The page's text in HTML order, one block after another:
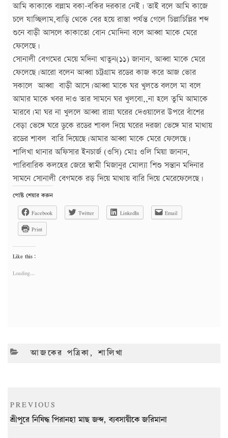
আমি কাকাকে বল্লাম বকা-বকির দরকার নেই। তাই বলে আমি কাজে
চলে যাচ্ছিলাম,বাড়ি থেকে বের হয়ে রাস্তা পর্যন্ত গেলে চিল্লাচিল্লির শব্দ
শুনে বাড়ী আসলে কাকাতো বোন মোদিনা বলে আব্বা মাকে মেরে
ফেলেছে।
সোনালী বেগমের মেয়ে মদিনা খাতুন(১১) জানান, আব্বা মাকে মেরে
ফেলেছে।আরো বলেন আব্বা চট্রগ্রাম রডের কাজ করে আজ ভোর
সকালে আব্বা বাড়ী আসে।আব্বা মাকে ঘর খুলতে বললে মা বলে
আমার মাকে খবর দাও তার সামনে ঘর খুলবো,,না হলে তুমি আমাকে
মারবে।মা ঘর না খুললে আব্বা রান্না ঘরের দেওয়ালের উপরে বাঁশের
বেড়া ভেঙ্গে ঘরে ডুকে রডের শাবল দিয়ে ঘরের দরজা ভেঙ্গে মার মাথায়
রডের শাবল বারি দিয়েছে।আমার আব্বা মাকে মেরে ফেলেছে।
শালিখা থানার অফিসার ইনচার্জ (ওসি) মোঃ ওলি মিয়া জানান,
পারিবারিক কলহের জেরে স্বামী মিজানুর মোল্যা শিশু সন্তান মদিনার
সামনে সোনালী বেগমকে রড় দিয়ে মাথায় বারি দিয়ে মেরেফেলেছে।
পোষ্ট শেয়ার করুন
Facebook
Twitter LinkedIn
Email
Print
Like this:
Loading...
CATEGORIES
আজকের পত্রিকা,শালিখা
Post
navigation
Previous
Post
PREVIOUS
শ্রীপুরে নিষিদ্ধ পিরানহা মাছ জব্দ, ব্যবসায়ীকে জরিমানা